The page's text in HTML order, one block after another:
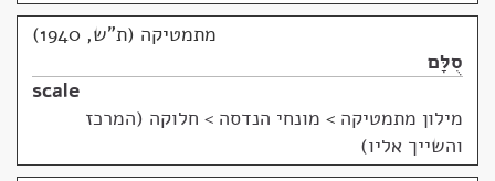
מתמטיקה (ת"ש, 1940)
סֻלָּם
scale
מילון מתמטיקה > מונחי הנדסה > חלוקה (המרכז
והשייך אליו)